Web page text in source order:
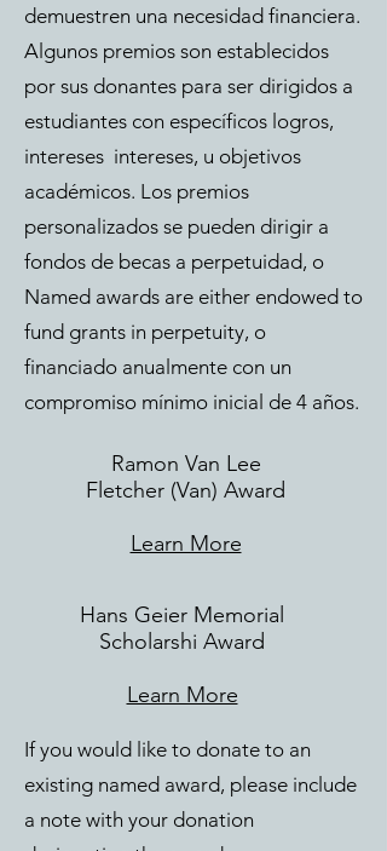
demuestren una necesidad financiera.
Algunos premios son establecidos
por sus donantes para ser dirigidos a
estudiantes con específicos logros,
intereses intereses, u objetivos
académicos. Los premios
personalizados se pueden dirigir a
fondos de becas a perpetuidad, o
Named awards are either endowed to
fund grants in perpetuity, o
financiado anualmente con un
compromiso mínimo inicial de 4 años.
Ramon Van Lee
Fletcher (Van) Award
Learn More
Hans Geier Memorial
Scholarshi Award
Learn More
If you would like to donate to an
existing named award, please include
a note with your donation